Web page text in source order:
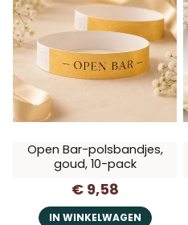
Open Bar-polsbandjes,
goud, 10-pack
€ 9,58
IN WINKELWAGEN